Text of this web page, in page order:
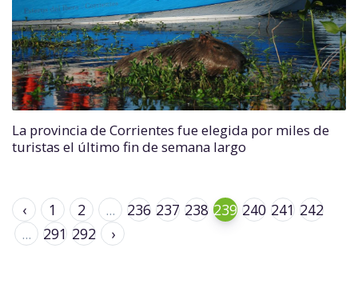
La provincia de Corrientes fue elegida por miles de
turistas el último fin de semana largo
‹ 1 2 ... 236 237 238 239 240 241 242
...
291 292 ›